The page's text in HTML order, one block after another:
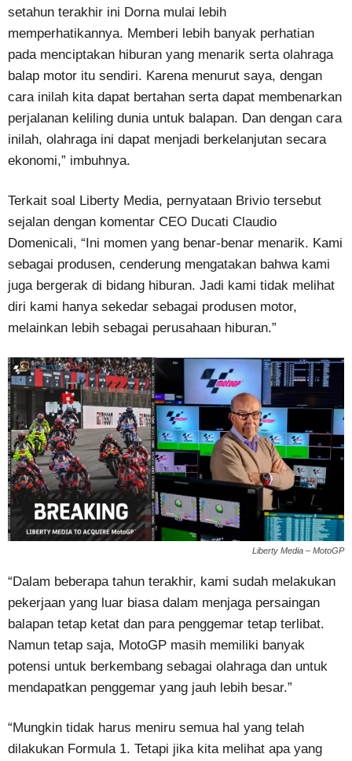
setahun terakhir ini Dorna mulai lebih
memperhatikannya. Memberi lebih banyak perhatian
pada menciptakan hiburan yang menarik serta olahraga
balap motor itu sendiri. Karena menurut saya, dengan
cara inilah kita dapat bertahan serta dapat membenarkan
perjalanan keliling dunia untuk balapan. Dan dengan cara
inilah, olahraga ini dapat menjadi berkelanjutan secara
ekonomi,” imbuhnya.
Terkait soal Liberty Media, pernyataan Brivio tersebut
sejalan dengan komentar CEO Ducati Claudio
Domenicali, “Ini momen yang benar-benar menarik. Kami
sebagai produsen, cenderung mengatakan bahwa kami
juga bergerak di bidang hiburan. Jadi kami tidak melihat
diri kami hanya sekedar sebagai produsen motor,
melainkan lebih sebagai perusahaan hiburan.”
Liberty Media – MotoGP
“Dalam beberapa tahun terakhir, kami sudah melakukan
pekerjaan yang luar biasa dalam menjaga persaingan
balapan tetap ketat dan para penggemar tetap terlibat.
Namun tetap saja, MotoGP masih memiliki banyak
potensi untuk berkembang sebagai olahraga dan untuk
mendapatkan penggemar yang jauh lebih besar.”
“Mungkin tidak harus meniru semua hal yang telah
dilakukan Formula 1. Tetapi jika kita melihat apa yang